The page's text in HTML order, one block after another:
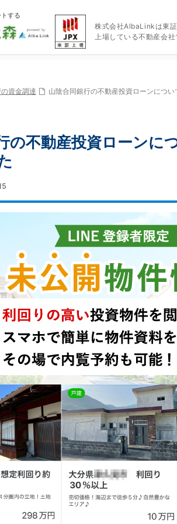
トする
株式会社AlbaLinkは東
上場している不動産会社
資金調達 山陰合同銀行の不動産投資ローンにつ
の不動産投資ローンに